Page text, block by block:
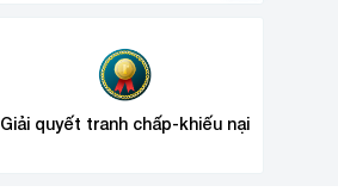
Giải quyết tranh chấp-khiếu nại